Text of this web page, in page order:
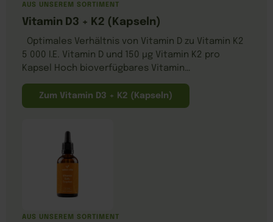
AUS UNSEREM SORTIMENT
Vitamin D3 + K2 (Kapseln)
Optimales Verhältnis von Vitamin D zu Vitamin K2
5 000 I.E. Vitamin D und 150 µg Vitamin K2 pro
Kapsel Hoch bioverfügbares Vitamin…
Zum Vitamin D3 + K2 (Kapseln)
AUS UNSEREM SORTIMENT